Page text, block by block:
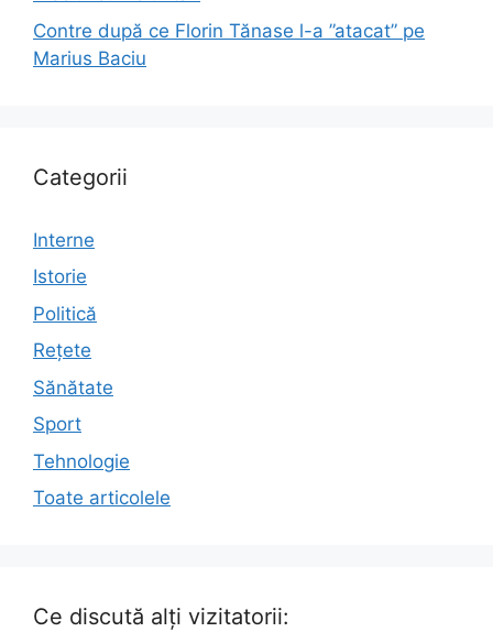
Contre după ce Florin Tănase l-a ”atacat” pe
Marius Baciu
Categorii
Interne
Istorie
Politică
Rețete
Sănătate
Sport
Tehnologie
Toate articolele
Ce discută alți vizitatorii: